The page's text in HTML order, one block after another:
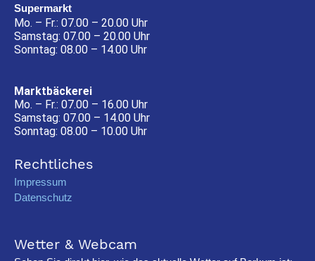
Supermarkt
Mo. – Fr.: 07.00 – 20.00 Uhr
Samstag: 07.00 – 20.00 Uhr
Sonntag: 08.00 – 14.00 Uhr
Marktbäckerei
Mo. – Fr.: 07.00 – 16.00 Uhr
Samstag: 07.00 – 14.00 Uhr
Sonntag: 08.00 – 10.00 Uhr
Rechtliches
Impressum
Datenschutz
Wetter & Webcam